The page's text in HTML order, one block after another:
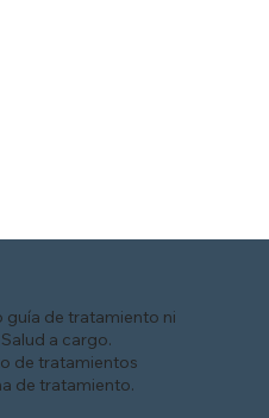
guía de tratamiento ni
a cargo.
de tratamientos
de tratamiento.